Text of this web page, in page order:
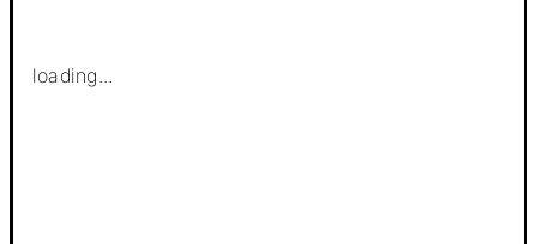
loading...